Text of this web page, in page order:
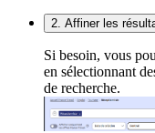
2. Affiner les
Si besoin, vous
en sélectionnant
de recherche.